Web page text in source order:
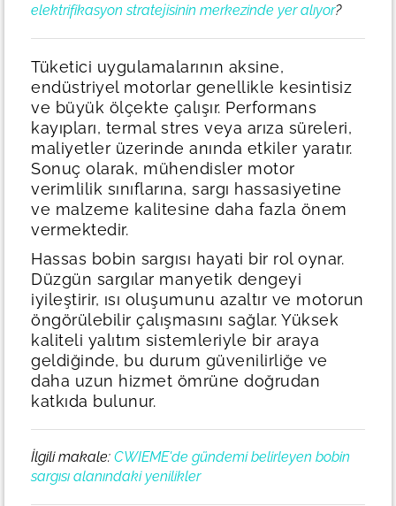
elektrifikasyon stratejisinin merkezinde yer alıyor?
Tüketici uygulamalarının aksine,
endüstriyel motorlar genellikle kesintisiz
ve büyük ölçekte çalışır. Performans
kayıpları, termal stres veya arıza süreleri,
maliyetler üzerinde anında etkiler yaratır.
Sonuç olarak, mühendisler motor
verimlilik sınıflarına, sargı hassasiyetine
ve malzeme kalitesine daha fazla önem
vermektedir.
Hassas bobin sargısı hayati bir rol oynar.
Düzgün sargılar manyetik dengeyi
iyileştirir, ısı oluşumunu azaltır ve motorun
öngörülebilir çalışmasını sağlar. Yüksek
kaliteli yalıtım sistemleriyle bir araya
geldiğinde, bu durum güvenilirliğe ve
daha uzun hizmet ömrüne doğrudan
katkıda bulunur.
İlgili makale: CWIEME'de gündemi belirleyen bobin
sargısı alanındaki yenilikler